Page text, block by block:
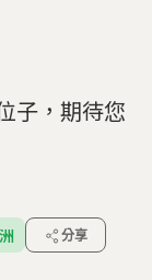
子，期待您
分享